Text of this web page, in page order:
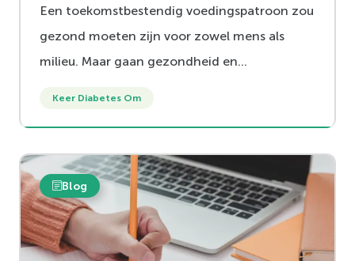
Een toekomstbestendig voedingspatroon zou
gezond moeten zijn voor zowel mens als
milieu. Maar gaan gezondheid en
Keer Diabetes Om
Blog